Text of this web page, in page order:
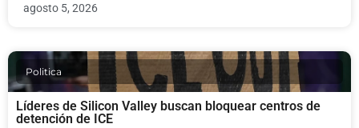
agosto 5, 2026
Politica
Líderes de Silicon Valley buscan bloquear centros de
detención de ICE